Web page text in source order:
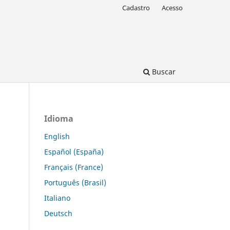
Buscar
Cadastro Acesso
Idioma
English
Español (España)
Français (France)
Português (Brasil)
Italiano
Deutsch